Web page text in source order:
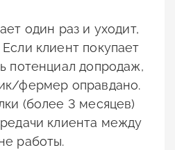
один раз и уходит,
клиент покупает
потенциал допродаж,
фермер оправдано.
(более 3 месяцев)
клиента между
работы.